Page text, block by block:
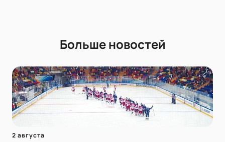
Больше новостей
2 августа